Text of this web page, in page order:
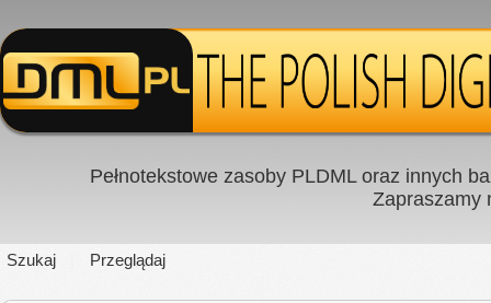
Pełnotekstowe zasoby PLDML oraz innych
Zapraszamy
Szukaj Przeglądaj